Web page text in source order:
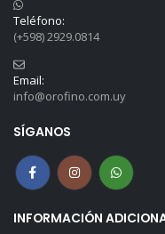
Teléfono:
(+598) 2929.0814
Email:
info@orofino.com.uy
SÍGANOS
INFORMACIÓN